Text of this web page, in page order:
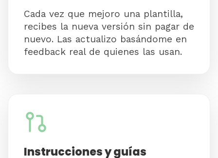
Cada vez que mejoro una plantilla,
recibes la nueva versión sin pagar de
nuevo. Las actualizo basándome en
feedback real de quienes las usan.
Instrucciones y guías